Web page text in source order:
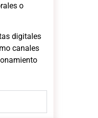
o
digitales
canales